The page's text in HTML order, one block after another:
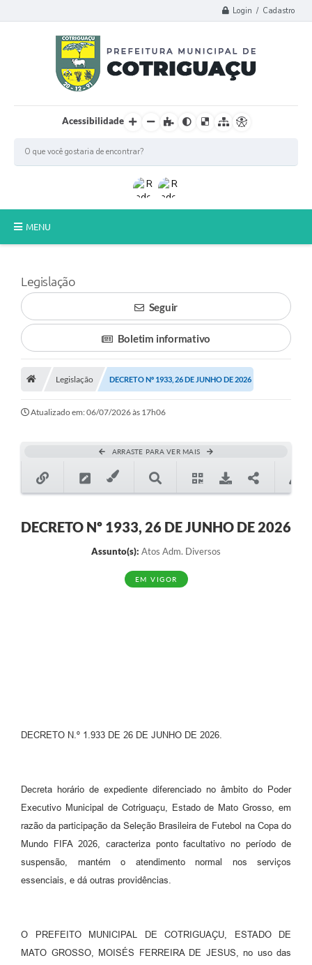
Login / Cadastro
Acessibilidade
MENU
Poder Legislativo
A Prefeitura
Município
Galeria de Fotos
Ouvidoria
Links
Serviços Online
Telefones Úteis
Legislação
Seguir
Boletim informativo
Legislação DECRETO Nº 1933, 26 DE JUNHO DE 2026
Atualizado em: 06/07/2026 às 17h06
ARRASTE PARA VER MAIS
DECRETO Nº 1933, 26 DE JUNHO DE 2026
Assunto(s): Atos Adm. Diversos
EM VIGOR
DECRETO N.º 1.933 DE 26 DE JUNHO DE 2026.
Decreta horário de expediente diferenciado no âmbito do Poder
Executivo Municipal de Cotriguaçu, Estado de Mato Grosso, em
razão da participação da Seleção Brasileira de Futebol na Copa do
Mundo FIFA 2026, caracteriza ponto facultativo no período de
suspensão, mantém o atendimento normal nos serviços
essenciais, e dá outras providências.
O PREFEITO MUNICIPAL DE COTRIGUAÇU, ESTADO DE
MATO GROSSO, MOISÉS FERREIRA DE JESUS, no uso das